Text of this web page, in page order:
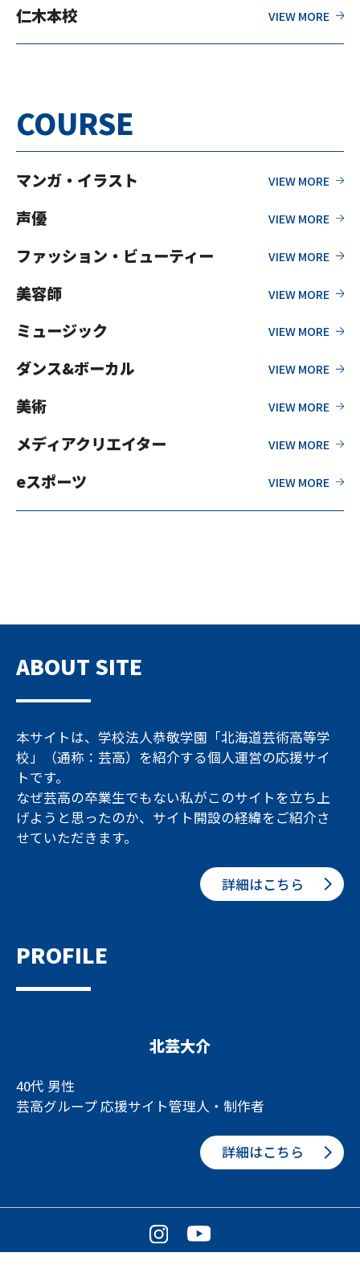
仁木本校
COURSE
マンガ・イラスト
声優
ファッション・ビューティー
美容師
ミュージック
ダンス&ボーカル
美術
メディアクリエイター
eスポーツ
ABOUT SITE
本サイトは、学校法人恭敬学園「北海道芸術高等学
校」（通称：芸高）を紹介する個人運営の応援サイ
トです。
なぜ芸高の卒業生でもない私がこのサイトを立ち上
げようと思ったのか、サイト開設の経緯をご紹介さ
せていただきます。
詳細はこちら
PROFILE
北芸大介
40代 男性
芸高グループ 応援サイト管理人・制作者
詳細はこちら